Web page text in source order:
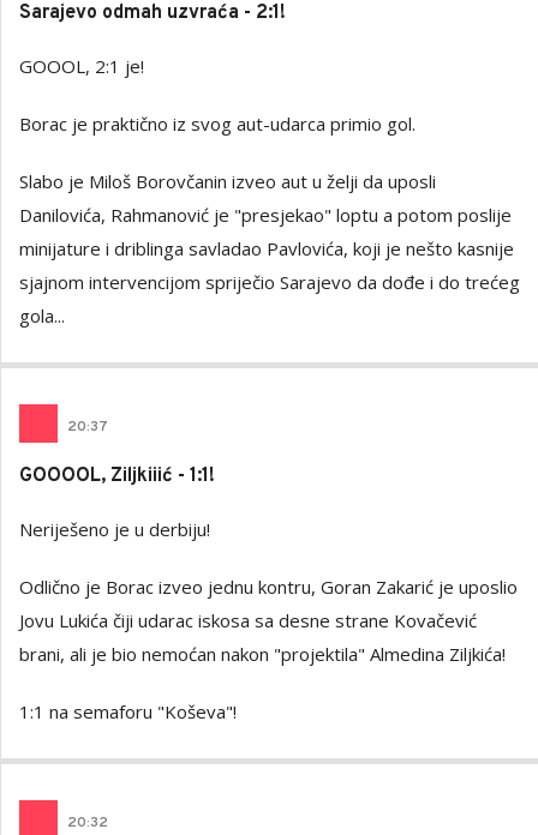
Sarajevo odmah uzvraća - 2:1!
GOOOL, 2:1 je!
Borac je praktično iz svog aut-udarca primio gol.
Slabo je Miloš Borovčanin izveo aut u želji da uposli
Danilovića, Rahmanović je "presjekao" loptu a potom poslije
minijature i driblinga savladao Pavlovića, koji je nešto kasnije
sjajnom intervencijom spriječio Sarajevo da dođe i do trećeg
gola...
20:37
GOOOOL, Ziljkiiić - 1:1!
Neriješeno je u derbiju!
Odlično je Borac izveo jednu kontru, Goran Zakarić je uposlio
Jovu Lukića čiji udarac iskosa sa desne strane Kovačević
brani, ali je bio nemoćan nakon "projektila" Almedina Ziljkića!
1:1 na semaforu "Koševa"!
20:32